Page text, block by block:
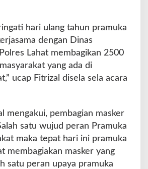
hari ulang tahun pramuka
dengan Dinas
Lahat membagikan 2500
yang ada di
ucap Fitrizal disela sela acara
mengakui, pembagian masker
satu wujud peran Pramuka
maka tepat hari ini pramuka
membagiakan masker yang
satu peran upaya pramuka